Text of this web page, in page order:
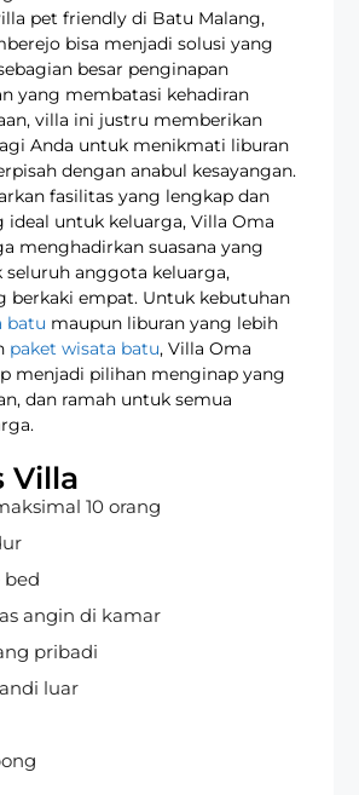
pet friendly di Batu Malang,
bisa menjadi solusi yang
besar penginapan
yang membatasi kehadiran
villa ini justru memberikan
Anda untuk menikmati liburan
dengan anabul kesayangan.
fasilitas yang lengkap dan
ideal untuk keluarga, Villa Oma
menghadirkan suasana yang
seluruh anggota keluarga,
berkaki empat. Untuk kebutuhan
batu maupun liburan yang lebih
paket wisata batu, Villa Oma
menjadi pilihan menginap yang
dan ramah untuk semua
Villa
10 orang
bed
angin di kamar
pribadi
luar